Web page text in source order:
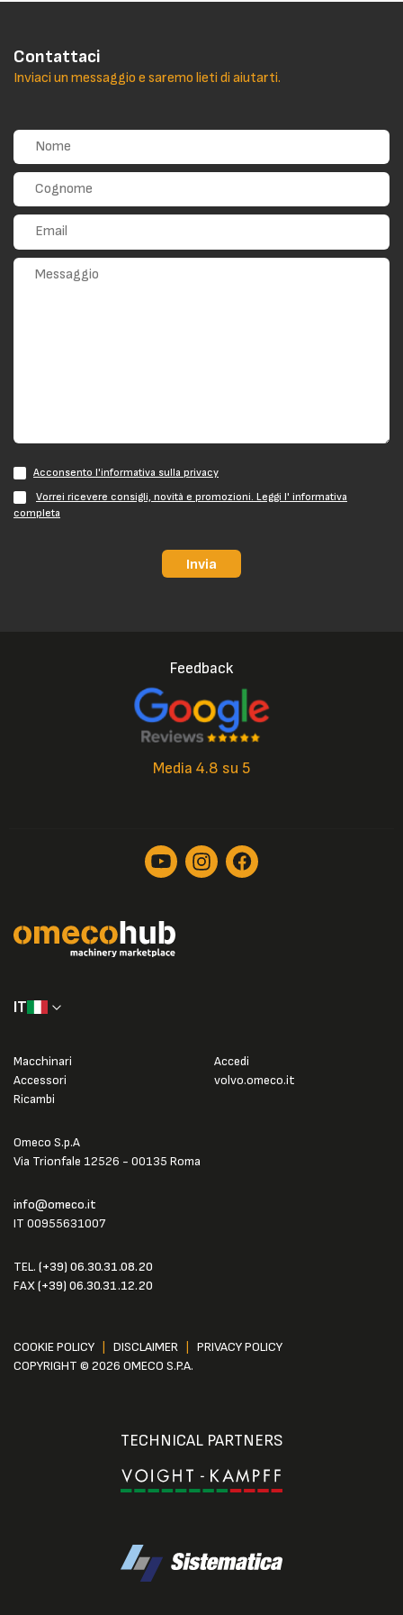
Contattaci
Inviaci un messaggio e saremo lieti di aiutarti.
Acconsento l'informativa sulla privacy
Vorrei ricevere consigli, novità e promozioni. Leggi l' informativa
completa
Invia
Feedback
Media 4.8 su 5
IT
Omeco S.p.A
Via Trionfale 12526 - 00135 Roma
info@omeco.it
IT 00955631007
TEL. (+39) 06.30.31.08.20
FAX(+39) 06.30.31.12.20
Macchinari
Accessori
Ricambi
Accedi
volvo.omeco.it
COOKIE POLICY DISCLAIMER
PRIVACY POLICY
COPYRIGHT © 2026 OMECO S.P.A.
TECHNICAL PARTNERS